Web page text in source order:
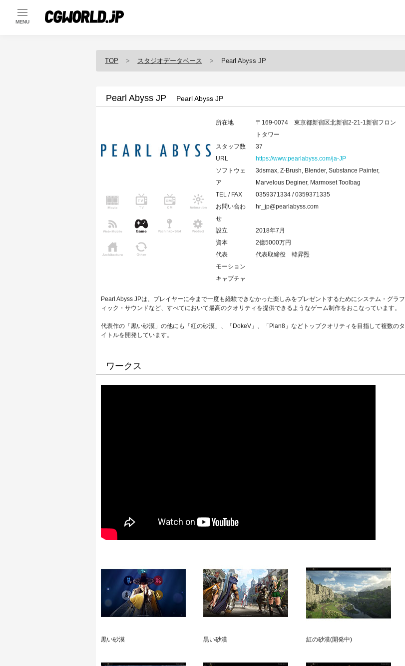
MENU
TOP スタジオデータベース Pearl Abyss JP
Pearl Abyss JP Pearl Abyss JP
所在地
〒169-0074 東京都新宿区北新宿2-21-1新宿フロン
トタワー
スタッフ数
37
URL
https://www.pearlabyss.com/ja-JP
ソフトウェ
ア
3dsmax, Z-Brush, Blender, Substance Painter,
Marvelous Deginer, Marmoset Toolbag
TEL / FAX
0359371334 / 0359371335
お問い合わ
せ
hr_jp@pearlabyss.com
設立
2018年7月
資本
2億5000万円
代表
代表取締役 韓昇煕
モーション
キャプチャ
Pearl Abyss JPは、プレイヤーに今まで一度も経験できなかった楽しみをプレゼントするためにシステム・グラフ
ィック・サウンドなど、すべてにおいて最高のクオリティを提供できるようなゲーム制作をおこなっています。
代表作の「黒い砂漠」の他にも「紅の砂漠」、「DokeV」、「Plan8」などトップクオリティを目指して複数のタ
イトルを開発しています。
ワークス
黒い砂漠 黒い砂漠 紅の砂漠(開発中)